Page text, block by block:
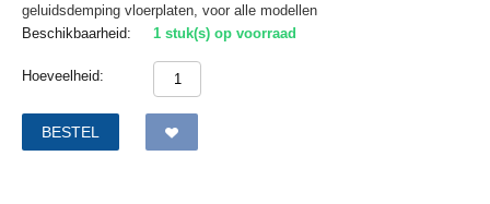
geluidsdemping vloerplaten, voor alle modellen
Beschikbaarheid:
1 stuk(s) op voorraad
Hoeveelheid:
BESTEL